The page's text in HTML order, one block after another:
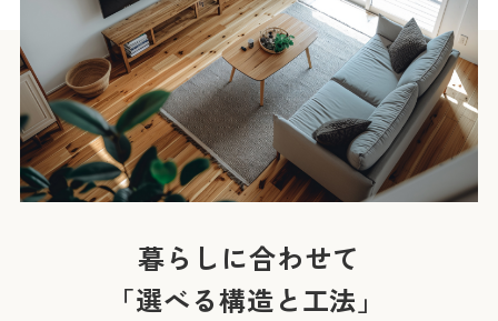
暮らしに合わせて
「選べる構造と工法」